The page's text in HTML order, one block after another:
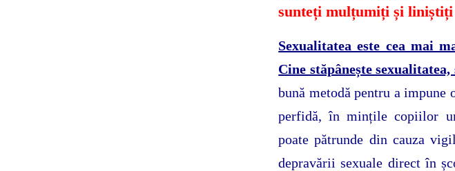
sunteți mulțumiți și liniștiți
Sexualitatea este cea mai
Cine stăpânește sexualitatea,
bună metodă pentru a
perfidă, în mințile copiilor
poate pătrunde din cauza
depravării sexuale direct în